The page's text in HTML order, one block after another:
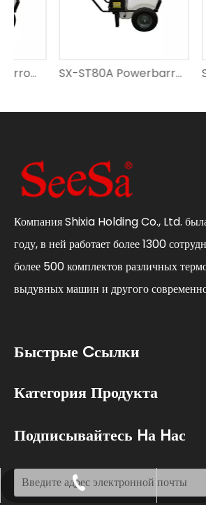
SX-ST80A Powerbarrow Sprayer
Компания Shixia Holding Co., Ltd.
году, в ней работает более 1300
более 500 комплектов различных
выдувных машин и другого
+86-18767694258
claire@shixia.com
Быстрые Cсылки
Категория Продукта
Подписывайтесь Hа Hас